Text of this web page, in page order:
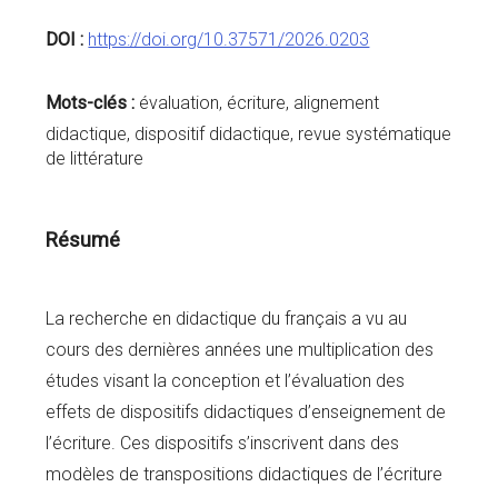
DOI : https://doi.org/10.37571/2026.0203
Mots-clés : évaluation, écriture, alignement
didactique, dispositif didactique, revue systématique
de littérature
Résumé
La recherche en didactique du français a vu au
cours des dernières années une multiplication des
études visant la conception et l’évaluation des
effets de dispositifs didactiques d’enseignement de
l’écriture. Ces dispositifs s’inscrivent dans des
modèles de transpositions didactiques de l’écriture